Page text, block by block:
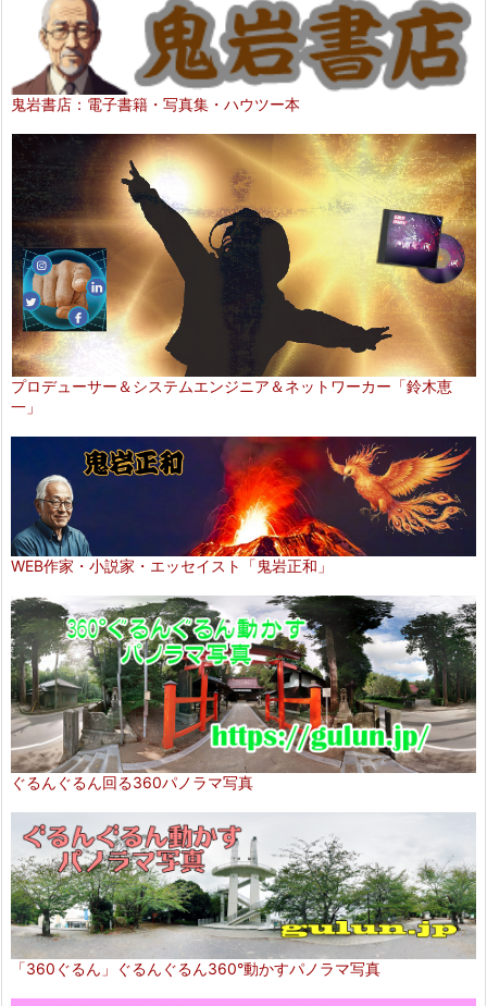
鬼岩書店：電子書籍・写真集・ハウツー本
プロデューサー＆システムエンジニア＆ネットワーカー「鈴木恵
一」
WEB作家・小説家・エッセイスト「鬼岩正和」
ぐるんぐるん回る360パノラマ写真
「360ぐるん」ぐるんぐるん360°動かすパノラマ写真